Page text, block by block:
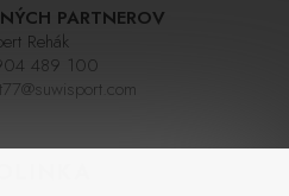
PARTNEROV
Rehák
489 100